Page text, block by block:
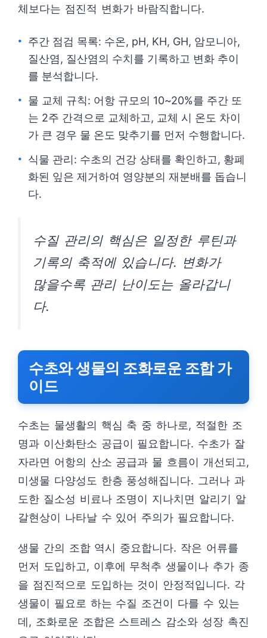
체보다는 점진적 변화가 바람직합니다.
주간 점검 목록: 수온, pH, KH, GH, 암모니아,
질산염, 질산염의 수치를 기록하고 변화 추이
를 분석합니다.
물 교체 규칙: 어항 규모의 10~20%를 주간 또
는 2주 간격으로 교체하고, 교체 시 온도 차이
가 큰 경우 물 온도 맞추기를 먼저 수행합니다.
식물 관리: 수초의 건강 상태를 확인하고, 황폐
화된 잎은 제거하여 영양분의 재분배를 돕습니
다.
수질 관리의 핵심은 일정한 루틴과
기록의 축적에 있습니다. 변화가
많을수록 관리 난이도는 올라갑니
다.
수초와 생물의 조화로운 조합 가
이드
수초는 물생활의 핵심 축 중 하나로, 적절한 조
명과 이산화탄소 공급이 필요합니다. 수초가 잘
자라면 어항의 산소 공급과 물 흐름이 개선되고,
미생물 다양성도 한층 풍성해집니다. 그러나 과
도한 질소성 비료나 조명이 지나치면 알리기 알
갈현상이 나타날 수 있어 주의가 필요합니다.
생물 간의 조합 역시 중요합니다. 작은 어류를
먼저 도입하고, 이후에 무척추 생물이나 추가 종
을 점진적으로 도입하는 것이 안정적입니다. 각
생물이 필요로 하는 수질 조건이 다를 수 있는
데, 조화로운 조합은 스트레스 감소와 성장 촉진